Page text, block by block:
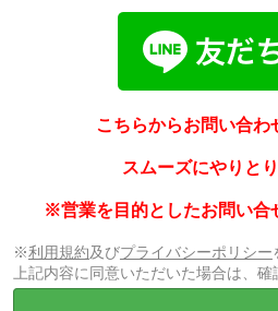
こちらからお問い合わ
スムーズにやりと
※営業を目的としたお問い
※利用規約及びプライバシーポリシー
上記内容に同意いただいた場合は、確